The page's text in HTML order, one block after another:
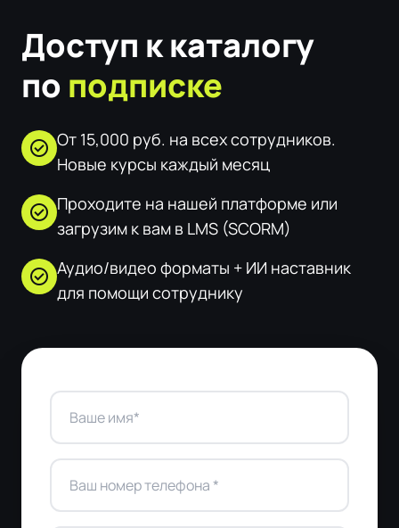
Доступ к каталогу
по подписке
check_circle От 15,000 руб. на всех сотрудников.
Новые курсы каждый месяц
check_circle Проходите на нашей платформе или
загрузим к вам в LMS (SCORM)
check_circle Аудио/видео форматы + ИИ наставник
для помощи сотруднику